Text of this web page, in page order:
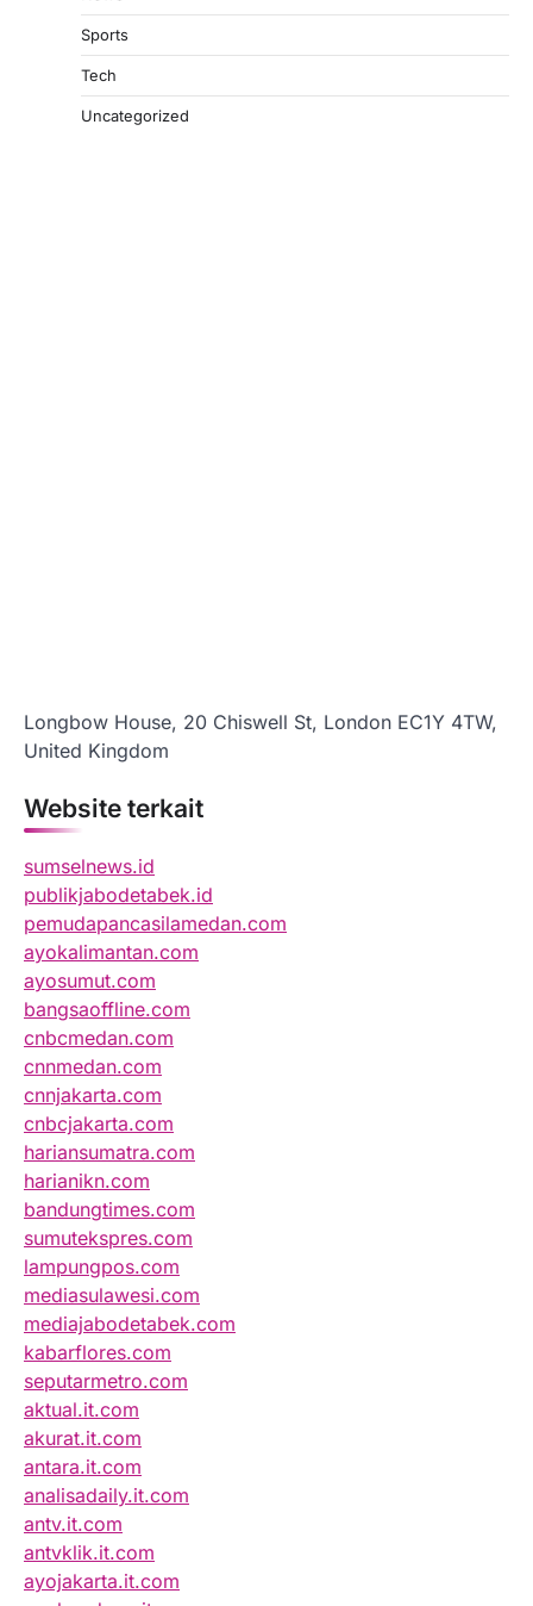
Sports
Tech
Uncategorized
Longbow House, 20 Chiswell St, London EC1Y 4TW,
United Kingdom
Website terkait
sumselnews.id
publikjabodetabek.id
pemudapancasilamedan.com
ayokalimantan.com
ayosumut.com
bangsaoffline.com
cnbcmedan.com
cnnmedan.com
cnnjakarta.com
cnbcjakarta.com
hariansumatra.com
harianikn.com
bandungtimes.com
sumutekspres.com
lampungpos.com
mediasulawesi.com
mediajabodetabek.com
kabarflores.com
seputarmetro.com
aktual.it.com
akurat.it.com
antara.it.com
analisadaily.it.com
antv.it.com
antvklik.it.com
ayojakarta.it.com